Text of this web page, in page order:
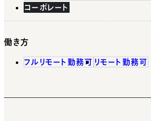
コーポレート
働き方
フルリモート勤務可 リモート勤務可